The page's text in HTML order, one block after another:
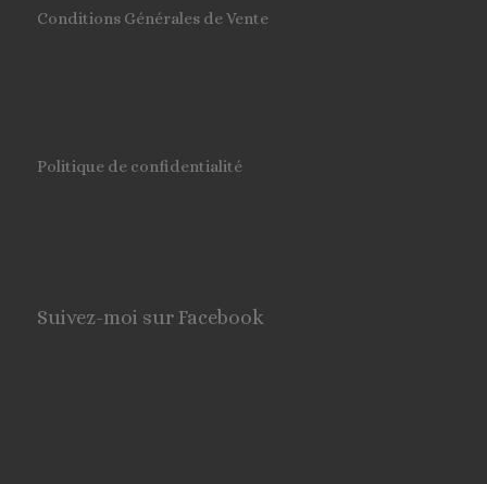
Conditions Générales de Vente
Politique de confidentialité
Suivez-moi sur Facebook